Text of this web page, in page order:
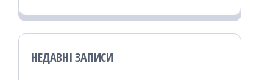
НЕДАВНІ ЗАПИСИ